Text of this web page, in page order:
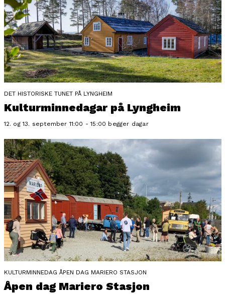
DET HISTORISKE TUNET PÅ LYNGHEIM
Kulturminnedagar på Lyngheim
12. og 13. september 11:00 - 15:00 begger dagar
KULTURMINNEDAG ÅPEN DAG MARIERO STASJON
Åpen dag Mariero Stasjon